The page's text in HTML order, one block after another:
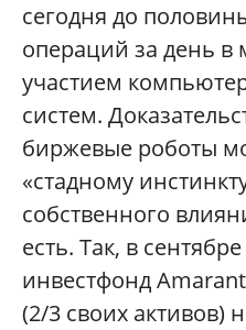
сегодня до
операций за день в
участием
систем.
биржевые роботы
«стадному
собственного
есть. Так, в
инвестфонд
(2/3 своих активов)